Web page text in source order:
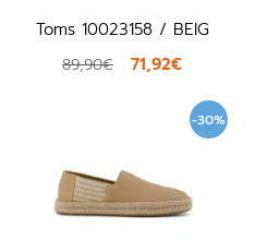
Toms 10023158 / BEIG
89,90€ 71,92€
-30%